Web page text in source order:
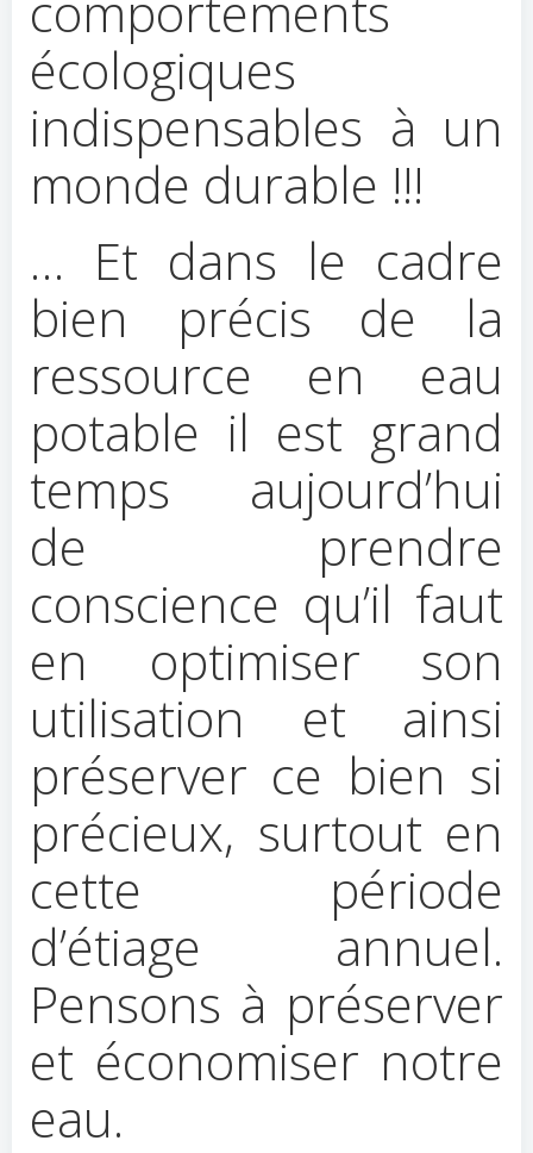
écologiques
indispensables à un
monde durable !!!
… Et dans le cadre
bien précis de la
ressource en eau
potable il est grand
temps aujourd’hui
de prendre
conscience qu’il faut
en optimiser son
utilisation et ainsi
préserver ce bien si
précieux, surtout en
cette période
d’étiage annuel.
Pensons à préserver
et économiser notre
eau.